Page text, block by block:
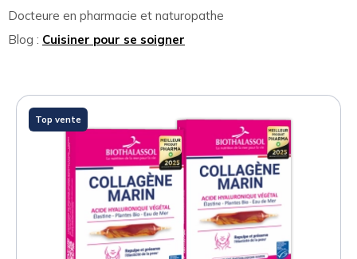
Docteure en pharmacie et naturopathe
Blog : Cuisiner pour se soigner
Top vente